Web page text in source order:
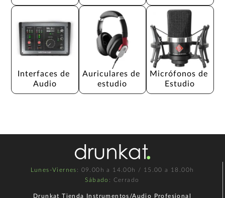
Interfaces de
Audio
Auriculares de
estudio
Micrófonos de
Estudio
Lunes-Viernes : 09.00h a 14.00h / 15.00 a 18.00h
Sábado : Cerrado
Drunkat Tienda Instrumentos/Audio Profesional